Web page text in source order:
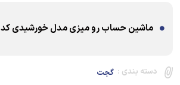
ماشین حساب رو میزی مدل خورشیدی کد OS-9191
دسته بندی : گجت